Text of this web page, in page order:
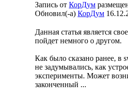
Запись от КорДум
Обновил(-а) КорДум
Данная статья является
пойдет немного о другом.
Как было сказано ранее, в
не задумывались, как
эксперименты. Может
законченный ...